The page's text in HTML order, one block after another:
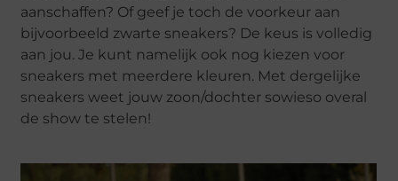
aanschaffen? Of geef je toch de voorkeur aan
bijvoorbeeld zwarte sneakers? De keus is volledig
aan jou. Je kunt namelijk ook nog kiezen voor
sneakers met meerdere kleuren. Met dergelijke
sneakers weet jouw zoon/dochter sowieso overal
de show te stelen!